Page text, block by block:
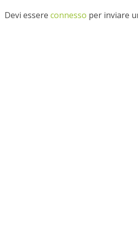
Devi essere connesso per inviare